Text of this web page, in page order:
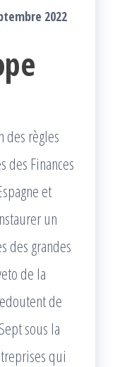
2022
des règles
des Finances
et
un
des grandes
de la
de
sous la
qui